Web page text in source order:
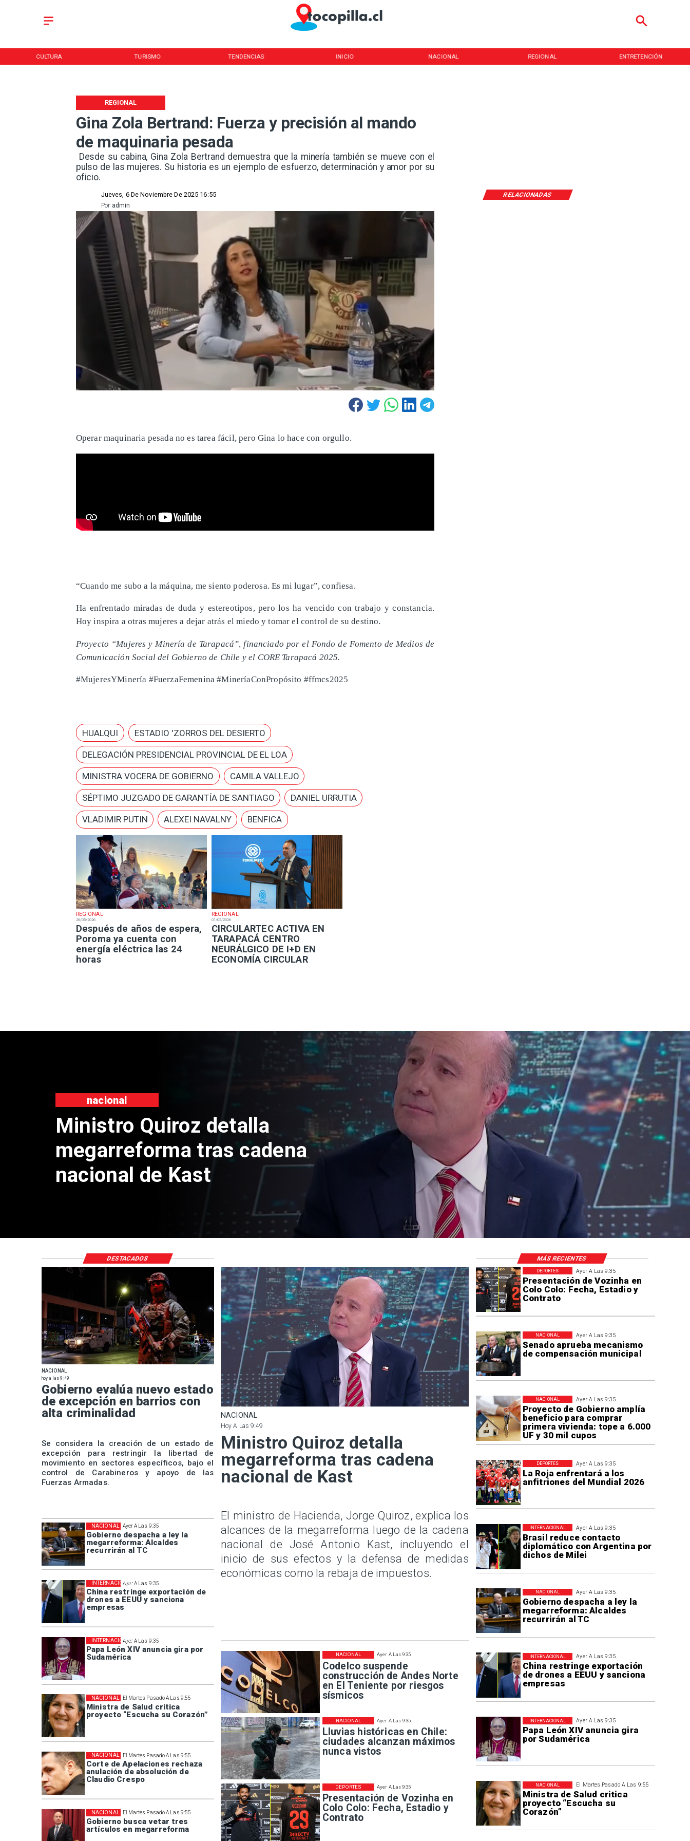
CULTURA TURISMO TENDENCIAS INICIO NACIONAL REGIONAL ENTRETENCIÓN
Gina Zola Bertrand: Fuerza y precisión al mando
de maquinaria pesada
​ Desde su cabina, Gina Zola Bertrand demuestra que la minería también se mueve con el
pulso de las mujeres. Su historia es un ejemplo de esfuerzo, determinación y amor por su
oficio. ​
REGIONAL
RELACIONADAS
Jueves, 6 De Noviembre De 2025 16:55
admin
Por
REGIONAL
26/05/2026
Después de años de espera,
Poroma ya cuenta con
energía eléctrica las 24
horas
REGIONAL
01/05/2026
​CIRCULARTEC ACTIVA EN
TARAPACÁ CENTRO
NEURÁLGICO DE I+D EN
ECONOMÍA CIRCULAR
​Operar maquinaria pesada no es tarea fácil, pero Gina lo hace con orgullo.
​“Cuando me subo a la máquina, me siento poderosa. Es mi lugar”, confiesa.
Ha enfrentado miradas de duda y estereotipos, pero los ha vencido con trabajo y constancia.
Hoy inspira a otras mujeres a dejar atrás el miedo y tomar el control de su destino.
Proyecto “Mujeres y Minería de Tarapacá”, financiado por el Fondo de Fomento de Medios de
Comunicación Social del Gobierno de Chile y el CORE Tarapacá 2025.
#MujeresYMinería #FuerzaFemenina #MineríaConPropósito #ffmcs2025
HUALQUI ESTADIO 'ZORROS DEL DESIERTO
DELEGACIÓN PRESIDENCIAL PROVINCIAL DE EL LOA
MINISTRA VOCERA DE GOBIERNO CAMILA VALLEJO
SÉPTIMO JUZGADO DE GARANTÍA DE SANTIAGO DANIEL URRUTIA
VLADIMIR PUTIN ALEXEI NAVALNY BENFICA
Ministro Quiroz detalla
megarreforma tras cadena
nacional de Kast
nacional
Ayer A Las 9:35
Presentación de Vozinha en
Colo Colo: Fecha, Estadio y
Contrato
DEPORTES
Ayer A Las 9:35
Senado aprueba mecanismo
de compensación municipal
NACIONAL
Ayer A Las 9:35
Proyecto de Gobierno amplía
beneficio para comprar
primera vivienda: tope a 6.000
UF y 30 mil cupos
NACIONAL
Ayer A Las 9:35
La Roja enfrentará a los
anfitriones del Mundial 2026
DEPORTES
Ayer A Las 9:35
Brasil reduce contacto
diplomático con Argentina por
dichos de Milei
INTERNACIONAL
Ayer A Las 9:35
Gobierno despacha a ley la
megarreforma: Alcaldes
recurrirán al TC
NACIONAL
Ayer A Las 9:35
China restringe exportación
de drones a EEUU y sanciona
empresas
INTERNACIONAL
Ayer A Las 9:35
Papa León XIV anuncia gira
por Sudamérica
INTERNACIONAL
El Martes Pasado A Las 9:55
Ministra de Salud critica
proyecto “Escucha su
Corazón”
NACIONAL
Ayer A Las 9:35
Gobierno despacha a ley la
megarreforma: Alcaldes
recurrirán al TC
NACIONAL
Ayer A Las 9:35
China restringe exportación de
drones a EEUU y sanciona
empresas
INTERNACIONAL
Ayer A Las 9:35
Papa León XIV anuncia gira por
Sudamérica
INTERNACIONAL
El Martes Pasado A Las 9:55
Ministra de Salud critica
proyecto “Escucha su Corazón”
NACIONAL
El Martes Pasado A Las 9:55
Corte de Apelaciones rechaza
anulación de absolución de
Claudio Crespo
NACIONAL
El Martes Pasado A Las 9:55
Gobierno busca vetar tres
artículos en megarreforma
NACIONAL
Ayer A Las 9:35
Codelco suspende
construcción de Andes Norte
en El Teniente por riesgos
sísmicos
NACIONAL
Ayer A Las 9:35
Lluvias históricas en Chile:
ciudades alcanzan máximos
nunca vistos
NACIONAL
Ayer A Las 9:35
Presentación de Vozinha en
Colo Colo: Fecha, Estadio y
Contrato
DEPORTES
NACIONAL
hoy a las 9:49
Gobierno evalúa nuevo estado
de excepción en barrios con
alta criminalidad
Se considera la creación de un estado de
excepción para restringir la libertad de
movimiento en sectores específicos, bajo el
control de Carabineros y apoyo de las
Fuerzas Armadas.
NACIONAL
Hoy A Las 9:49
Ministro Quiroz detalla
megarreforma tras cadena
nacional de Kast
El ministro de Hacienda, Jorge Quiroz, explica los
alcances de la megarreforma luego de la cadena
nacional de José Antonio Kast, incluyendo el
inicio de sus efectos y la defensa de medidas
económicas como la rebaja de impuestos.
DESTACADOS MÁS RECIENTES